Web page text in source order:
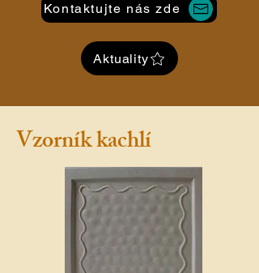
Kontaktujte nás zde
Aktuality
Vzorník kachlí